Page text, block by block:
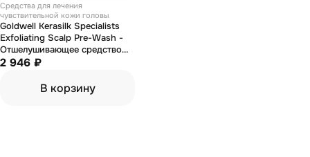
Средства для лечения
чувствительной кожи головы
Goldwell Kerasilk Specialists
Exfoliating Scalp Pre-Wash -
Отшелушивающее средство
для кожи головы перед
2 946 ₽
В корзину